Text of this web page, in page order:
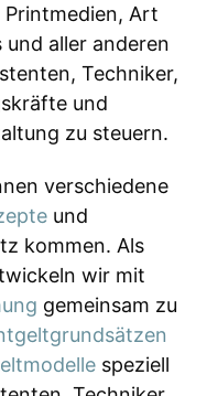
Art
aller anderen
Techniker,
und
zu steuern.
verschiedene
und
kommen. Als
wir mit
gemeinsam zu
speziell